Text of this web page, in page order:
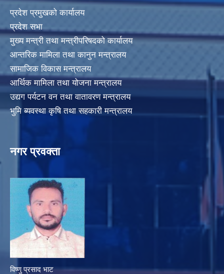
प्रदेश प्रमुखको कार्यालय
प्रदेश सभा
मुख्य मन्त्री तथा मन्त्रीपरिषदको कार्यालय
आन्तरिक मामिला तथा कानुन मन्त्रालय
सामाजिक विकास मन्त्रालय
आर्थिक मामिला तथा योजना मन्त्रालय
उद्यग पर्यटन वन तथा वातावरण मन्त्रालय
भुमि ब्यवस्था कृषि तथा सहकारी मन्त्रालय
नगर प्रवक्ता
विष्णु प्रसाद भाट